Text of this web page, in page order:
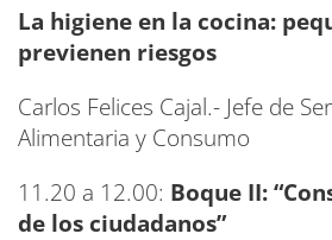
La higiene en la cocina:
previenen riesgos
Carlos Felices Cajal.- Jefe de
Alimentaria y Consumo
11.20 a 12.00: Boque II:
de los ciudadanos”